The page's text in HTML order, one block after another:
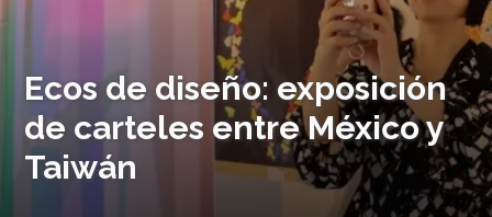
Ecos de diseño: exposición
de carteles entre México y
Taiwán